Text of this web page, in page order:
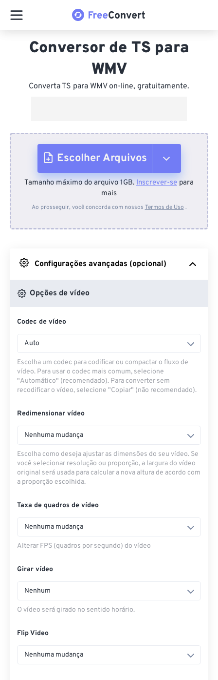
Conversor de TS para
WMV
Converta TS para WMV on-line, gratuitamente.
Escolher Arquivos
Do dispositivo
Do Google Drive
Do OneDrive
Tamanho máximo do arquivo 1GB. Inscrever-se para
mais
Ao prosseguir, você concorda com nossos Termos de Uso .
Configurações avançadas (opcional)
Opções de vídeo
Codec de vídeo
Auto
Escolha um codec para codificar ou compactar o fluxo de
vídeo. Para usar o codec mais comum, selecione
"Automático" (recomendado). Para converter sem
recodificar o vídeo, selecione "Copiar" (não recomendado).
Redimensionar vídeo
Nenhuma mudança
Escolha como deseja ajustar as dimensões do seu vídeo. Se
você selecionar resolução ou proporção, a largura do vídeo
original será usada para calcular a nova altura de acordo com
a proporção escolhida.
Taxa de quadros de vídeo
Nenhuma mudança
Alterar FPS (quadros por segundo) do vídeo
Girar vídeo
Nenhum
O vídeo será girado no sentido horário.
Flip Video
Nenhuma mudança